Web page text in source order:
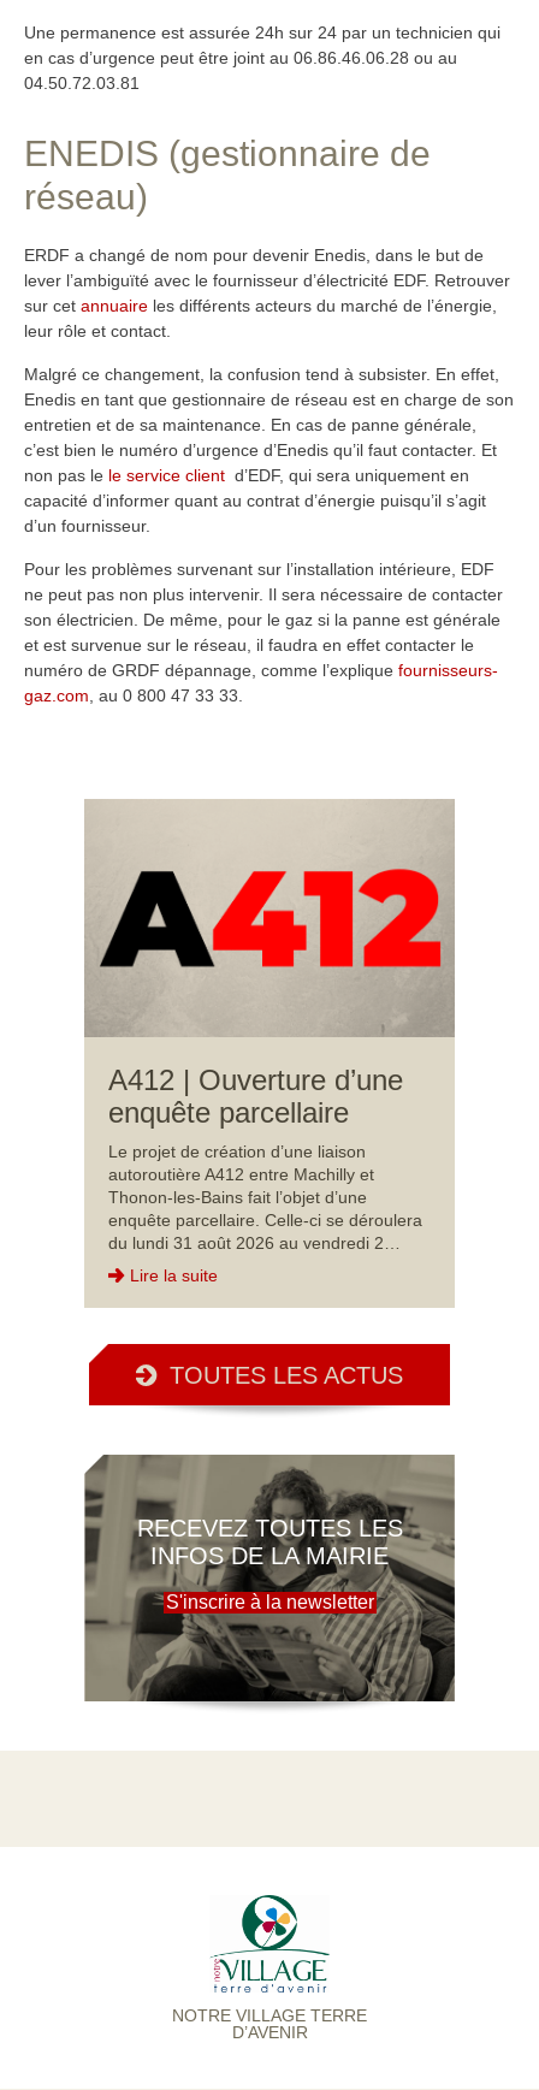
Une permanence est assurée 24h sur 24 par un technicien qui
en cas d’urgence peut être joint au 06.86.46.06.28 ou au
04.50.72.03.81
ENEDIS (gestionnaire de
réseau)
ERDF a changé de nom pour devenir Enedis, dans le but de
lever l’ambiguïté avec le fournisseur d’électricité EDF. Retrouver
sur cet annuaire les différents acteurs du marché de l’énergie,
leur rôle et contact.
Malgré ce changement, la confusion tend à subsister. En effet,
Enedis en tant que gestionnaire de réseau est en charge de son
entretien et de sa maintenance. En cas de panne générale,
c’est bien le numéro d’urgence d’Enedis qu’il faut contacter. Et
non pas le le service client d’EDF, qui sera uniquement en
capacité d’informer quant au contrat d’énergie puisqu’il s’agit
d’un fournisseur.
Pour les problèmes survenant sur l’installation intérieure, EDF
ne peut pas non plus intervenir. Il sera nécessaire de contacter
son électricien. De même, pour le gaz si la panne est générale
et est survenue sur le réseau, il faudra en effet contacter le
numéro de GRDF dépannage, comme l’explique fournisseurs-
gaz.com , au 0 800 47 33 33.
A412 | Ouverture d’une
enquête parcellaire
Le projet de création d’une liaison
autoroutière A412 entre Machilly et
Thonon-les-Bains fait l’objet d’une
enquête parcellaire. Celle-ci se déroulera
du lundi 31 août 2026 au vendredi 2…
Lire la suite
TOUTES LES ACTUS
RECEVEZ TOUTES LES
INFOS DE LA MAIRIE
S'inscrire à la newsletter
NOTRE VILLAGE TERRE
D’AVENIR